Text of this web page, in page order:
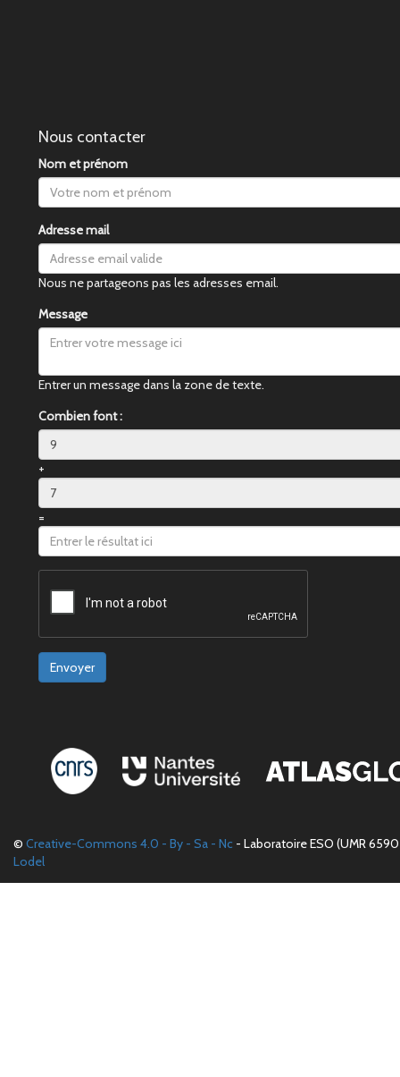
Nous contacter
Nom et prénom
Adresse mail
Nous ne partageons pas les adresses email.
Message
Entrer un message dans la zone de texte.
Combien font :
+
=
Envoyer
© Creative-Commons 4.0 - By - Sa - Nc - Laboratoire ESO (UMR
Lodel